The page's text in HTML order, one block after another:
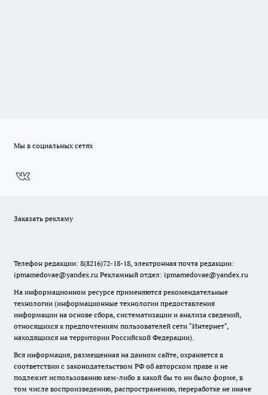
Мы в социальных сетях
Заказать рекламу
Телефон редакции: 8(8216)72-18-18, электронная почта редакции:
ipmamedovae@yandex.ru Рекламный отдел: ipmamedovae@yandex.ru
На информационном ресурсе применяются рекомендательные
технологии (информационные технологии предоставления
информации на основе сбора, систематизации и анализа сведений,
относящихся к предпочтениям пользователей сети "Интернет",
находящихся на территории Российской Федерации).
Вся информация, размещенная на данном сайте, охраняется в
соответствии с законодательством РФ об авторском праве и не
подлежит использованию кем-либо в какой бы то ни было форме, в
том числе воспроизведению, распространению, переработке не иначе